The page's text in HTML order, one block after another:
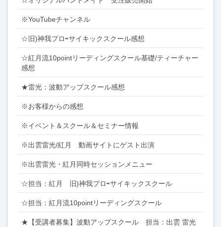
※YouTubeチャンネル
☆旧)神我プロ⇨サイキックスクール感想
☆紅月流10pointリーディングスクール基礎/ティーチャー
感想
★雷光：波動アップスクール感想
※お客様からの感想
※イベント＆スクール＆セミナー情報
※出雲雷光/紅月 動画サイトにゲスト出演
※出雲雷光・紅月同時セッションメニュー
☆担当：紅月 旧)神我プロ⇨サイキックスクール
☆担当：紅月流10pointリーディングスクール
★【受講者募集】波動アップスクール 担当：出雲 雷光